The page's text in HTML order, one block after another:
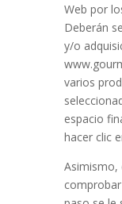
Web por
Deberán
y/o
varios
espacio
hacer clic
Asimismo,